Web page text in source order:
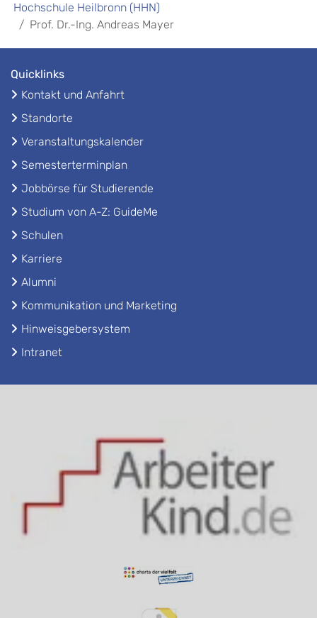
Hochschule Heilbronn (HHN)
Prof. Dr.-Ing. Andreas Mayer
Quicklinks
Kontakt und Anfahrt
Standorte
Veranstaltungskalender
Semesterterminplan
Jobbörse für Studierende
Studium von A-Z: GuideMe
Schulen
Karriere
Alumni
Kommunikation und Marketing
Hinweisgebersystem
Intranet